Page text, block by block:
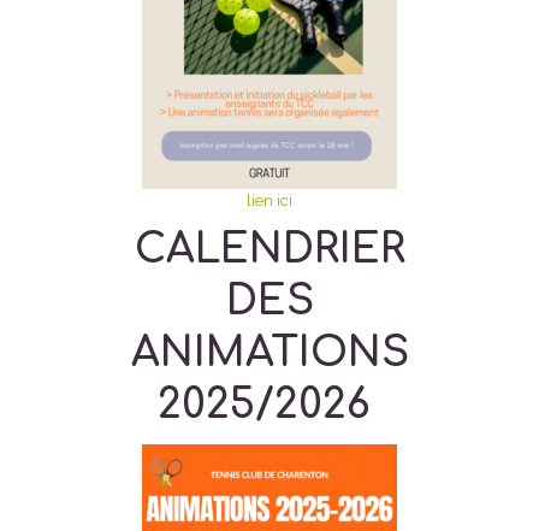
lien ici
CALENDRIER
DES
ANIMATIONS
2025/2026